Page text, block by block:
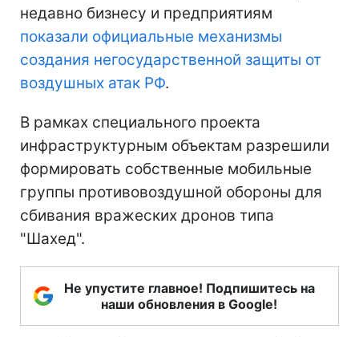
недавно бизнесу и предприятиям
показали официальные механизмы
создания негосударственной защиты от
воздушных атак РФ.
В рамках специального проекта
инфраструктурным объектам разрешили
формировать собственные мобильные
группы противовоздушной обороны для
сбивания вражеских дронов типа
"Шахед".
Не упустите главное! Подпишитесь на
наши обновления в Google!